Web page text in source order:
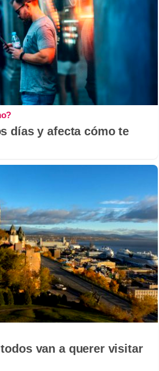
días y afecta cómo te
van a querer visitar